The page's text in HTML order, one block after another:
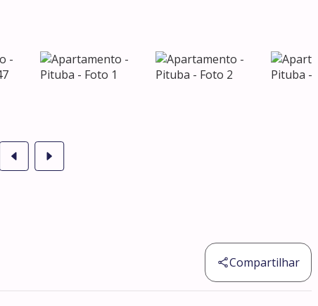
Compartilhar